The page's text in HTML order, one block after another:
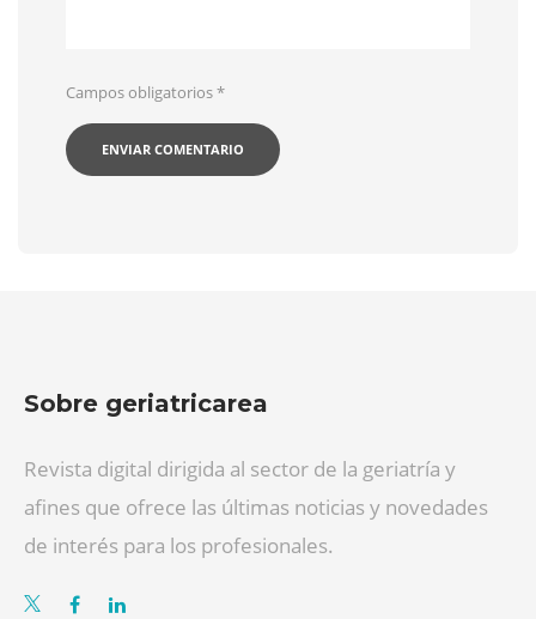
Campos obligatorios*
Sobre geriatricarea
Revista digital dirigida al sector de la geriatría y
afines que ofrece las últimas noticias y novedades
de interés para los profesionales.